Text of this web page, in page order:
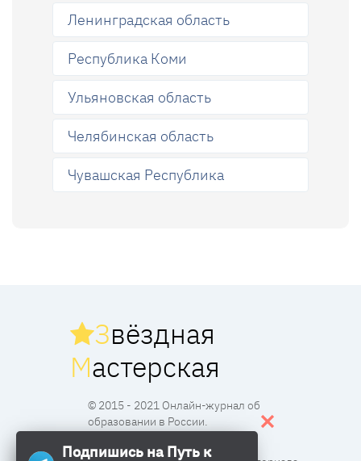
Ленинградская область
Республика Коми
Ульяновская область
Челябинская область
Чувашская Республика
Звёздная
Мастерская
© 2015 - 2021 Онлайн-журнал об
образовании в России.
Подпишись на Путь к